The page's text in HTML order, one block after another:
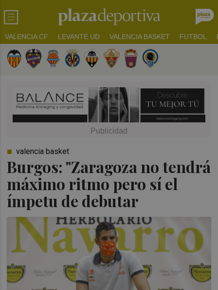
VALENCIA CF LEVANTE UD VALENCIA BASKET FUTBOL
Burgos: "Zaragoza no tendrá
máximo ritmo pero sí el
ímpetu de debutar
valencia basket